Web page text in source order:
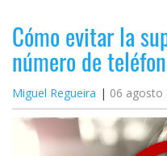
Cómo evitar la
número de
Miguel Regueira 06 agosto